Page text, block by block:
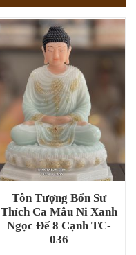
Tôn Tượng Bổn Sư
Thích Ca Mâu Ni Xanh
Ngọc Đế 8 Cạnh TC-
036